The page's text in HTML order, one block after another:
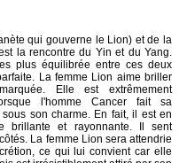
qui gouverne le Lion) et de la
la rencontre du Yin et du Yang.
plus équilibrée entre ces deux
La femme Lion aime briller
Elle est extrêmement
l'homme Cancer fait sa
son charme. En fait, il est en
brillante et rayonnante. Il sent
La femme Lion sera attendrie
ce qui lui convient car elle